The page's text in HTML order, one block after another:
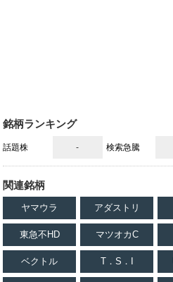
銘柄ランキング
話題株 - 検索急騰
関連銘柄
ヤマウラ アダストリ
東急不HD マツオカC
ベクトル T．S．I